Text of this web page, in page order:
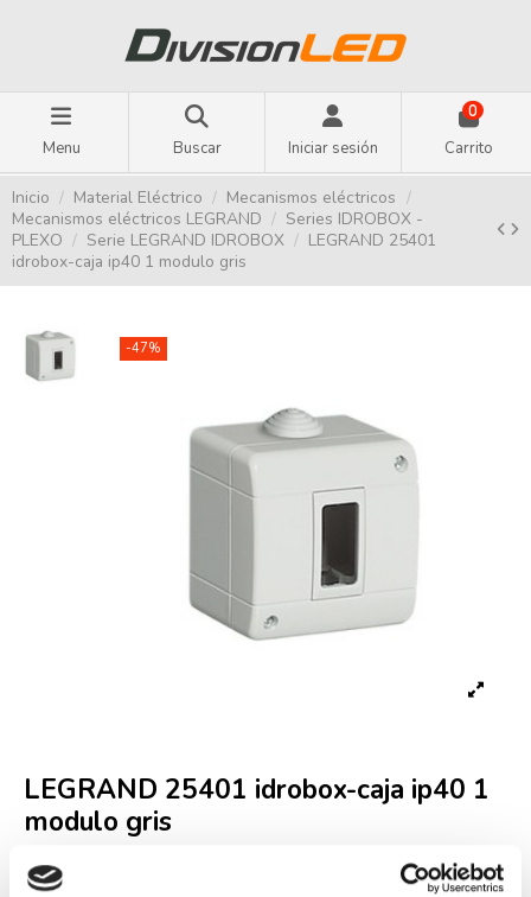
Menu Buscar Iniciar sesión
0
Carrito
Inicio Material Eléctrico
Mecanismos eléctricos
Mecanismos eléctricos LEGRAND
Series IDROBOX -
PLEXO
Serie LEGRAND IDROBOX
LEGRAND 25401
idrobox-caja ip40 1 modulo gris
-47%
LEGRAND 25401 idrobox-caja ip40 1
modulo gris